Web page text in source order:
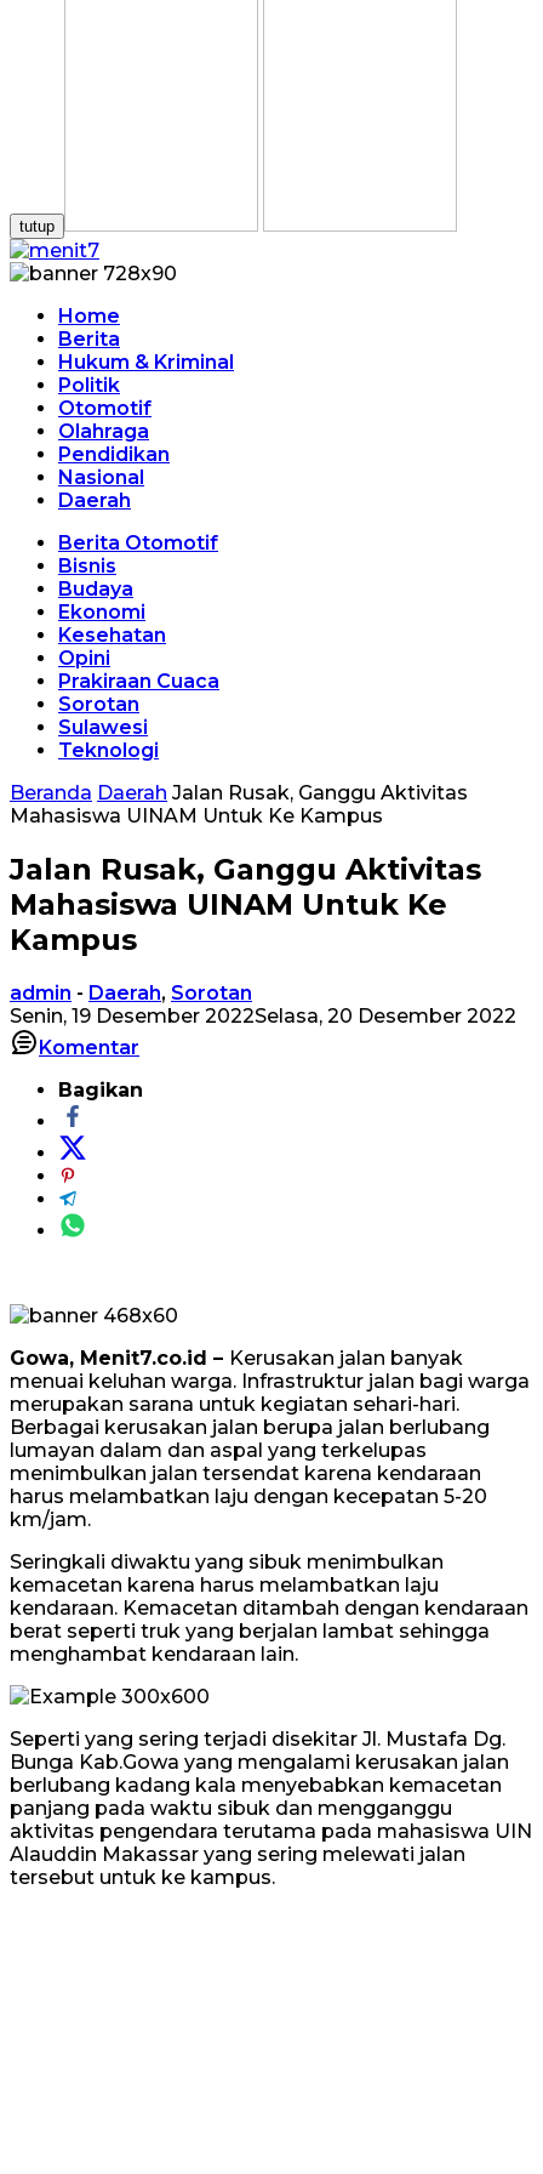
tutup
Home
Berita
Hukum & Kriminal
Politik
Otomotif
Olahraga
Pendidikan
Nasional
Daerah
Berita Otomotif
Bisnis
Budaya
Ekonomi
Kesehatan
Opini
Prakiraan Cuaca
Sorotan
Sulawesi
Teknologi
Beranda Daerah Jalan Rusak, Ganggu Aktivitas
Mahasiswa UINAM Untuk Ke Kampus
Jalan Rusak, Ganggu Aktivitas
Mahasiswa UINAM Untuk Ke
Kampus
admin - Daerah, Sorotan
Senin, 19 Desember 2022Selasa, 20 Desember 2022
Komentar
Bagikan
Gowa, Menit7.co.id – Kerusakan jalan banyak
menuai keluhan warga. Infrastruktur jalan bagi warga
merupakan sarana untuk kegiatan sehari-hari.
Berbagai kerusakan jalan berupa jalan berlubang
lumayan dalam dan aspal yang terkelupas
menimbulkan jalan tersendat karena kendaraan
harus melambatkan laju dengan kecepatan 5-20
km/jam.
Seringkali diwaktu yang sibuk menimbulkan
kemacetan karena harus melambatkan laju
kendaraan. Kemacetan ditambah dengan kendaraan
berat seperti truk yang berjalan lambat sehingga
menghambat kendaraan lain.
Seperti yang sering terjadi disekitar Jl. Mustafa Dg.
Bunga Kab.Gowa yang mengalami kerusakan jalan
berlubang kadang kala menyebabkan kemacetan
panjang pada waktu sibuk dan mengganggu
aktivitas pengendara terutama pada mahasiswa UIN
Alauddin Makassar yang sering melewati jalan
tersebut untuk ke kampus.